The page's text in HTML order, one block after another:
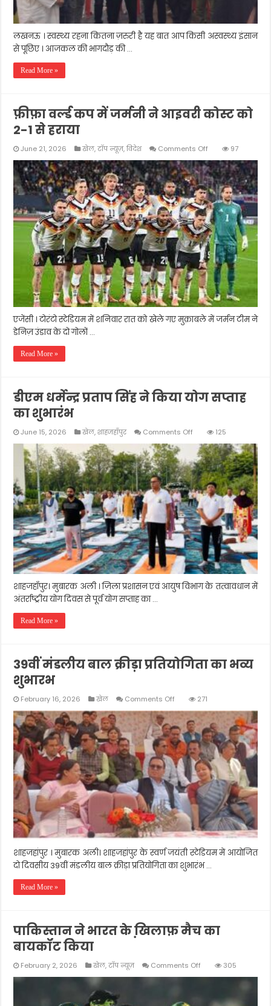
लखनऊ । स्वस्थ्य रहना कितना ज़रुरी है यह बात आप किसी अस्वस्थ्य इंसान
से पूछिए । आजकल की भागदौड़ की …
Read More »
फ़ीफ़ा वर्ल्ड कप में जर्मनी ने आइवरी कोस्ट को
2-1 से हराया
June 21, 2026 खेल,टॉप न्यूज़,विदेश Comments Off
फ़ीफ़ा
वर्ल्ड
कप
में
जर्मनी
ने
आइवरी
कोस्ट
को
2-
1
से
हराया
97
एजेंसी । टोरंटो स्टेडियम में शनिवार रात को खेले गए मुक़ाबले में जर्मन टीम ने
डेनिज़ उंडाव के दो गोलों …
Read More »
डीएम धर्मेन्द्र प्रताप सिंह ने किया योग सप्ताह
का शुभारंभ
June 15, 2026 खेल,शाहजहाँपुर Comments Off
डीएम
धर्मेन्द्र
प्रताप
सिंह
ने
किया
योग
सप्ताह
का
शुभारंभ
125
शाहजहाँपुर। मुबारक अली । ज़िला प्रशासन एवं आयुष विभाग के तत्वावधान में
अंतर्राष्ट्रीय योग दिवस से पूर्व योग सप्ताह का …
Read More »
39वीं मंडलीय बाल क्रीड़ा प्रतियोगिता का भव्य
शुभारभ
February 16, 2026 खेल Comments Off
39वीं
मंडलीय
बाल
क्रीड़ा
प्रतियोगिता
का
भव्य
शुभारभ
271
शाहजहांपुर । मुबारक अली। शाहजहांपुर के स्वर्ण जयंती स्टेडियम में आयोजित
दो दिवसीय 39वीं मंडलीय बाल क्रीड़ा प्रतियोगिता का शुभारंभ …
Read More »
पाकिस्तान ने भारत के खि़लाफ़ मैच का
बायकॉट किया
February 2, 2026 खेल,टॉप न्यूज़ Comments Off
पाकिस्तान
305